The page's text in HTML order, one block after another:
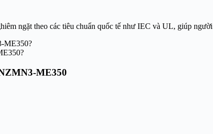
ngặt theo các tiêu chuẩn quốc tế như IEC và UL, giúp
ME350